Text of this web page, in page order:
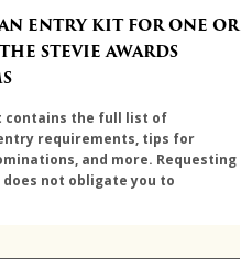
ENTRY KIT FOR ONE OR
STEVIE AWARDS
contains the full list of
requirements, tips for
and more. Requesting
not obligate you to